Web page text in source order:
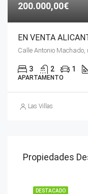
200.000,00€
EN VENTA
Calle Antonio Machado,
3 2 1
APARTAMENTO
Las Villas
Propiedades
DESTACADO